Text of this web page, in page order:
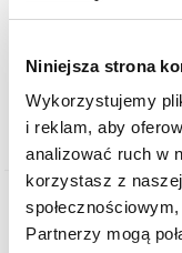
Niniejsza strona
Wykorzystujemy
i reklam, aby
analizować ruch w
korzystasz z
Partnerzy mogą
Zawieszka srebrna beads
149 zł